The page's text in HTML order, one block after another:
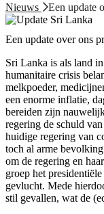
Nieuws Een update
Een update over ons
Sri Lanka is als land
humanitaire crisis
melkpoeder,
een enorme inflatie,
bereiden zijn
regering de schuld
huidige regering van
toch al arme
om de regering en
groep het
gevlucht. Mede
stil gevallen, wat de